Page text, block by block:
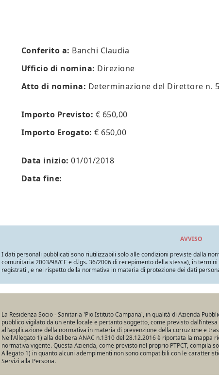
Conferito a: Banchi Claudia
Ufficio di nomina: Direzione
Atto di nomina: Determinazione del Direttore n.
Importo Previsto: € 650,00
Importo Erogato: € 650,00
Data inizio: 01/01/2018
Data fine:
AVVISO
I dati personali pubblicati sono riutilizzabili solo alle condizioni previste dalla
comunitaria 2003/98/CE e d.lgs. 36/2006 di recepimento della stessa), in
registrati , e nel rispetto della normativa in materia di protezione dei dati
La Residenza Socio - Sanitaria 'Pio Istituto Campana', in qualità di Azienda
pubblico vigilato da un ente locale e pertanto soggetto, come previsto
all’applicazione della normativa in materia di prevenzione della corruzione e
Nell'Allegato 1) alla delibera ANAC n.1310 del 28.12.2016 è riportata la mappa
normativa vigente. Questa Azienda, come previsto nel proprio PTPCT, compila
Allegato 1) in quanto alcuni adempimenti non sono compatibili con le
Servizi alla Persona.